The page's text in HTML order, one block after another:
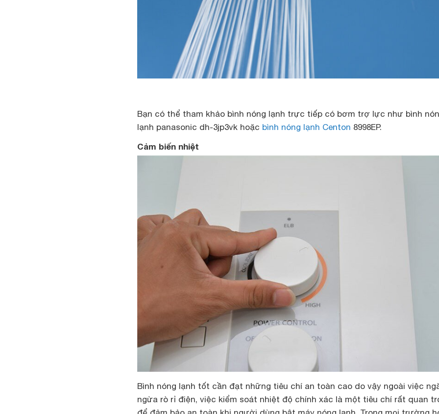
Bạn có thể tham khảo bình nóng lạnh trực tiếp có bơm trợ lực như bình
lạnh panasonic dh-3jp3vk hoặc bình nóng lạnh Centon 8998EP.
Cảm biến nhiệt
Bình nóng lạnh tốt cần đạt những tiêu chí an toàn cao do vậy ngoài việc
ngừa rò rỉ điện, việc kiểm soát nhiệt độ chính xác là một tiêu chí rất quan